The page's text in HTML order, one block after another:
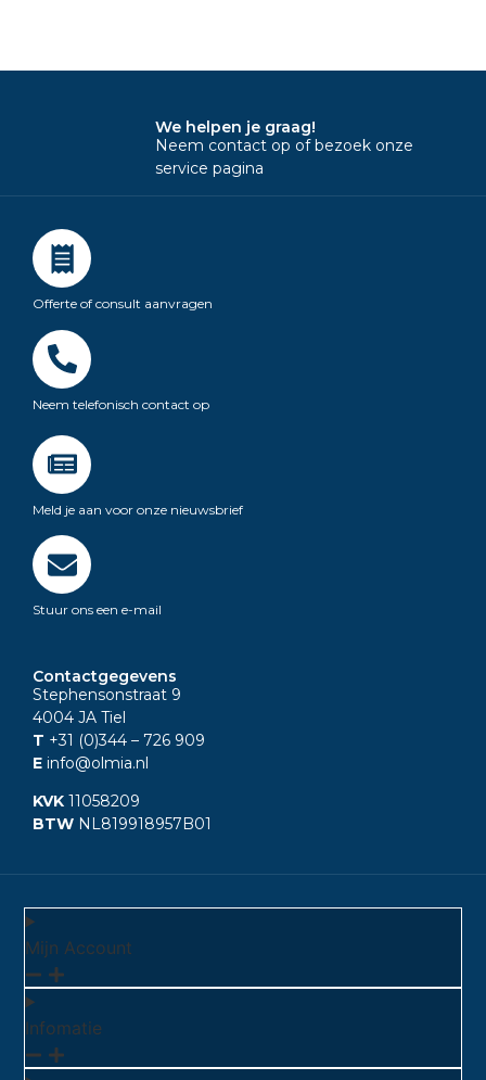
We helpen je graag!
Neem contact op of bezoek onze
service pagina
Offerte of consult aanvragen
Neem telefonisch contact op
Meld je aan voor onze nieuwsbrief
Stuur ons een e-mail
Contactgegevens
Stephensonstraat 9
4004 JA Tiel
T +31 (0)344 – 726 909
E info@olmia.nl
KVK 11058209
BTW NL819918957B01
Mijn Account
Infomatie